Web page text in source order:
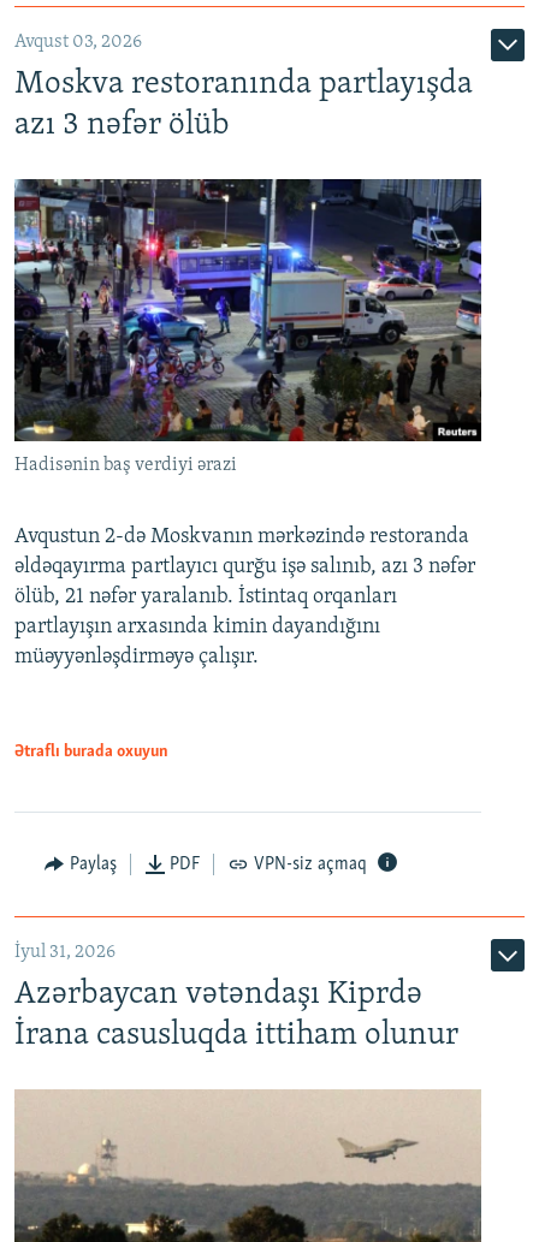
Avqust 03, 2026
Moskva restoranında partlayışda
azı 3 nəfər ölüb
Hadisənin baş verdiyi ərazi
Avqustun 2-də Moskvanın mərkəzində restoranda
əldəqayırma partlayıcı qurğu işə salınıb, azı 3 nəfər
ölüb, 21 nəfər yaralanıb. İstintaq orqanları
partlayışın arxasında kimin dayandığını
müəyyənləşdirməyə çalışır.
Ətraflı burada oxuyun
Paylaş PDF VPN-siz açmaq
İyul 31, 2026
Azərbaycan vətəndaşı Kiprdə
İrana casusluqda ittiham olunur